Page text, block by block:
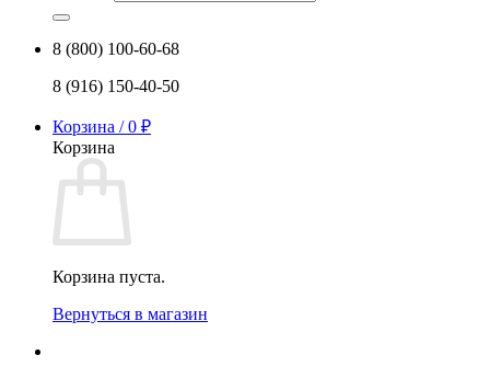
8 (800) 100-60-68
8 (916) 150-40-50
Корзина /0 ₽
Корзина
Корзина пуста.
Вернуться в магазин